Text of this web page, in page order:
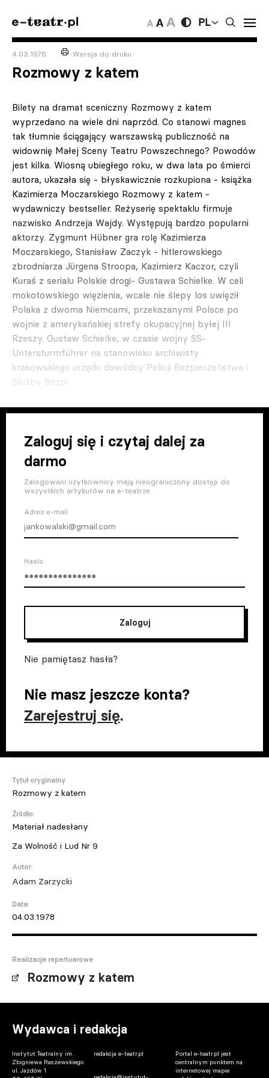
PL
4.03.1978 Wersja do druku
Rozmowy z katem
Bilety na dramat sceniczny Rozmowy z katem
wyprzedano na wiele dni naprzód. Co stanowi magnes
tak tłumnie ściągający warszawską publiczność na
widownię Małej Sceny Teatru Powszechnego? Powodów
jest kilka. Wiosną ubiegłego roku, w dwa lata po śmierci
autora, ukazała się - błyskawicznie rozkupiona - książka
Kazimierza Moczarskiego Rozmowy z katem -
wydawniczy bestseller. Reżyserię spektaklu firmuje
nazwisko Andrzeja Wajdy. Występują bardzo popularni
aktorzy. Zygmunt Hübner gra rolę Kazimierza
Moczarskiego, Stanisław Zaczyk - hitlerowskiego
zbrodniarza Jürgena Stroopa, Kazimierz Kaczor, czyli
Kuraś z serialu Polskie drogi- Gustawa Schielke. W celi
mokotowskiego więzienia, wcale nie ślepy los uwięził
Polaka z dwoma Niemcami, przekazanymi Polsce po
wojnie z amerykańskiej strefy okupacyjnej byłej III
Rzeszy. Gustaw Schielke, w czasie wojny SS-
Untersturmführer na stanowisku archiwisty
krakowskiego urzędu dowódcy Policji Bezpieczeństwa i
Służby Bezpi
Zaloguj się i czytaj dalej za
darmo
Zalogowani użytkownicy mają nieograniczony dostęp do
wszystkich artykułów na e-teatrze.
Adres e-mail
Haslo
Zaloguj
Nie pamiętasz hasła?
Nie masz jeszcze konta?
Zarejestruj się.
Tytuł oryginalny
Rozmowy z katem
Źródło:
Materiał nadesłany
Za Wolność i Lud Nr 9
Autor:
Adam Zarzycki
Data:
04.03.1978
Realizacje repertuarowe
Rozmowy z katem
Wydawca i redakcja
Instytut Teatralny im.
Zbigniewa Raszewskiego
ul. Jazdów 1
redakcja e-teatr.pl
Portal e-teatr.pl jest
centralnym punktem na
internetowej mapie